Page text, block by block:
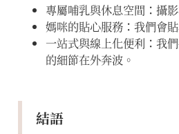
專屬哺乳與休息空間：攝
媽咪的貼心服務：我們會
一站式與線上化便利：我
的細節在外奔波。
結語